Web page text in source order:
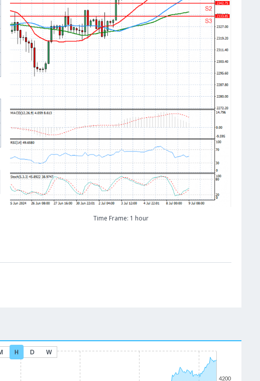
Time Frame: 1 hour
H D W
4200